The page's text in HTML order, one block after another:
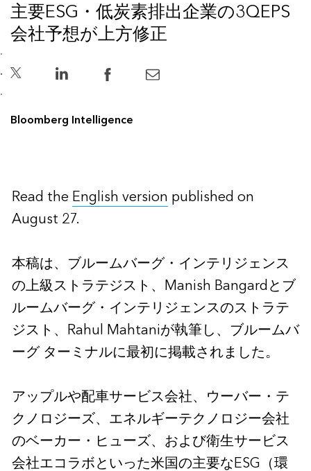
主要ESG・低炭素排出企業の3QEPS
会社予想が上方修正
Bloomberg Intelligence
Read the English version published on
August 27.
本稿は、ブルームバーグ・インテリジェンス
の上級ストラテジスト、Manish Bangardとブ
ルームバーグ・インテリジェンスのストラテ
ジスト、Rahul Mahtaniが執筆し、ブルームバ
ーグ ターミナルに最初に掲載されました。
アップルや配車サービス会社、ウーバー・テ
クノロジーズ、エネルギーテクノロジー会社
のベーカー・ヒューズ、および衛生サービス
会社エコラボといった米国の主要なESG（環